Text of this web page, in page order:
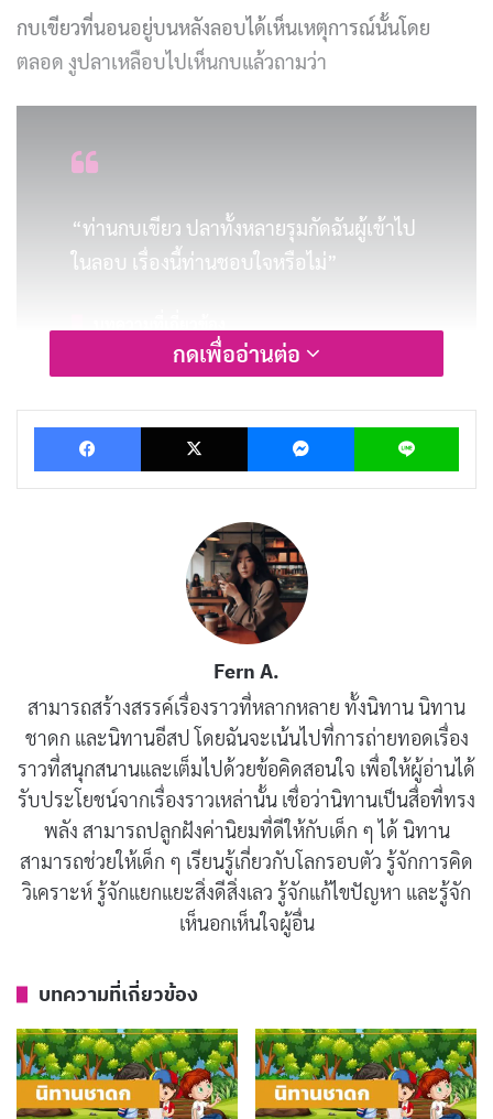
กบเขียวที่นอนอยู่บนหลังลอบได้เห็นเหตุการณ์นั้นโดย
ตลอด งูปลาเหลือบไปเห็นกบแล้วถามว่า
“ท่านกบเขียว ปลาทั้งหลายรุมกัดฉันผู้เข้าไป
ในลอบ เรื่องนี้ท่านชอบใจหรือไม่”
นิทานชาดก : สุนัขจิ้งจอกอยาก
เป็นผู้นำ
นิทานชาดก : ไก่ขันไม่เป็นเวลา
นิทานชาดก : นกกระจาบเจ้า
ปัญญา
มิถุนายน 15, 2019
นิทานชาดก : ตายเพราะปาก
มิถุนายน 15, 2019
กบเขียวตอบว่า
“สหาย ถูกแล้วเราพอใจ เพราะถ้าปลามาถิ่น
ท่าน ท่านก็ต้องกินปลาเป็นธรรมดา ฝ่ายปลา
กดเพื่ออ่านต่อ
Facebook X Messenger Line
Fern A.
สามารถสร้างสรรค์เรื่องราวที่หลากหลาย ทั้งนิทาน นิทาน
ชาดก และนิทานอีสป โดยฉันจะเน้นไปที่การถ่ายทอดเรื่อง
ราวที่สนุกสนานและเต็มไปด้วยข้อคิดสอนใจ เพื่อให้ผู้อ่านได้
รับประโยชน์จากเรื่องราวเหล่านั้น เชื่อว่านิทานเป็นสื่อที่ทรง
พลัง สามารถปลูกฝังค่านิยมที่ดีให้กับเด็ก ๆ ได้ นิทาน
สามารถช่วยให้เด็ก ๆ เรียนรู้เกี่ยวกับโลกรอบตัว รู้จักการคิด
วิเคราะห์ รู้จักแยกแยะสิ่งดีสิ่งเลว รู้จักแก้ไขปัญหา และรู้จัก
เห็นอกเห็นใจผู้อื่น
บทความที่เกี่ยวข้อง